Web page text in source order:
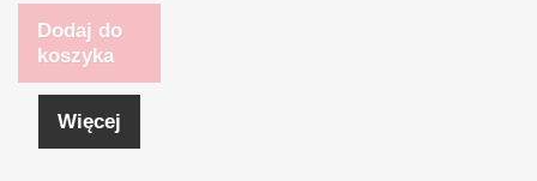
Dodaj do
koszyka
Więcej